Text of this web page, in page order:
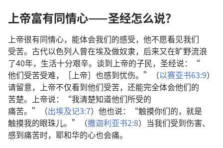
上帝富有同情心——圣经怎么说？
上帝很有同情心， 能体会我们的感受， 他不愿看见我们
受苦。 古代以色列人曾在埃及做奴隶， 后来又在旷野流浪
了40年， 生活十分艰辛。 谈到上帝的子民， 圣经说：“
他们受苦受难，［上帝］ 也感到忧伤。”（以赛亚书63:9）
请留意， 上帝不仅看到他们受苦， 还能完全体会他们的
苦楚。 上帝说：“我清楚知道他们所受的
痛苦。”（出埃及记3:7） 他也说：“触摸你们的， 就是
触摸我的眼珠儿。”（撒迦利亚书2:8） 当我们受到伤害、
感到痛苦时， 耶和华的心也会痛。